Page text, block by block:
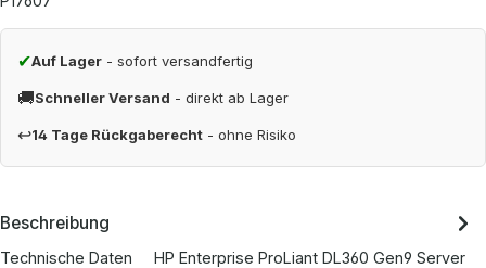
✔Auf Lager - sofort versandfertig
🚚Schneller Versand - direkt ab Lager
↩14 Tage Rückgaberecht - ohne Risiko
Beschreibung
Technische Daten HP Enterprise ProLiant DL360 Gen9 Server